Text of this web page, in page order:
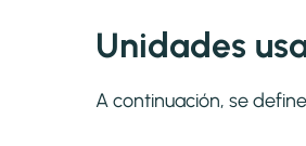
Unidades
A continuación, se